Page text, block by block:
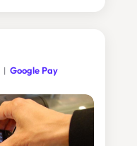
Google Pay